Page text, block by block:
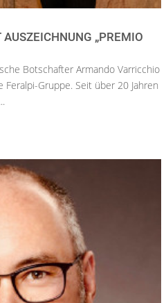
„PREMIO
Botschafter Armando Varricchio
Gruppe. Seit über 20 Jahren